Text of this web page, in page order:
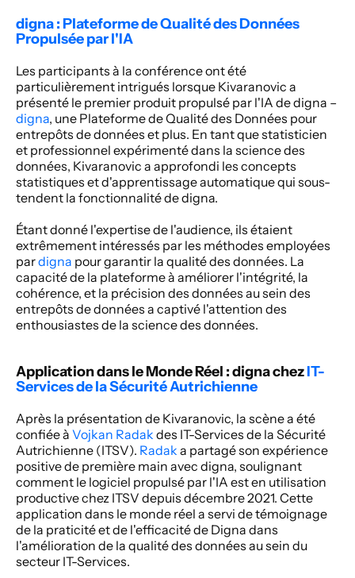
digna : Plateforme de Qualité des Données
Propulsée par l'IA
Les participants à la conférence ont été
particulièrement intrigués lorsque Kivaranovic a
digna, une Plateforme de Qualité des Données pour
entrepôts de données et plus. En tant que statisticien
et professionnel expérimenté dans la science des
données, Kivaranovic a approfondi les concepts
statistiques et d'apprentissage automatique qui sous-
tendent la fonctionnalité de digna.
Étant donné l'expertise de l'audience, ils étaient
extrêmement intéressés par les méthodes employées
par digna pour garantir la qualité des données. La
capacité de la plateforme à améliorer l'intégrité, la
cohérence, et la précision des données au sein des
entrepôts de données a captivé l'attention des
enthousiastes de la science des données.
Application dans le Monde Réel : digna chez IT-
Services de la Sécurité Autrichienne
Après la présentation de Kivaranovic, la scène a été
confiée à Vojkan Radak des IT-Services de la Sécurité
Autrichienne (ITSV). Radak a partagé son expérience
positive de première main avec digna, soulignant
comment le logiciel propulsé par l'IA est en utilisation
productive chez ITSV depuis décembre 2021. Cette
application dans le monde réel a servi de témoignage
de la praticité et de l'efficacité de Digna dans
l'amélioration de la qualité des données au sein du
secteur IT-Services.